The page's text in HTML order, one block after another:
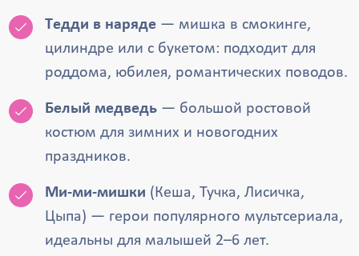
Тедди в наряде — мишка в смокинге,
цилиндре или с букетом: подходит для
роддома, юбилея, романтических поводов.
Белый медведь — большой ростовой
костюм для зимних и новогодних
праздников.
Ми-ми-мишки (Кеша, Тучка, Лисичка,
Цыпа) — герои популярного мультсериала,
идеальны для малышей 2–6 лет.